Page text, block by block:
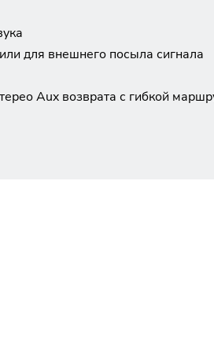
для внешнего посыла сигнала
Aux возврата с гибкой